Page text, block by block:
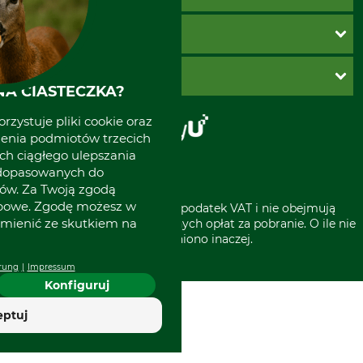
Twoje konto
Ustawienia plików cookie
Koszty dostawy
Zwroty
Reklamacje
Regulamin sklepu
Odstąpienie od zamówienia
METODY PŁATNOŚCI
PayU
Za pobraniem (z dopłatą)
O GRUBE
Kontakt
Grube w Europie
* Wszystkie ceny zawierają podatek VAT i nie obejmują
kosztów wysyłki lub ewentualnych opłat za pobranie. O ile nie
wyszczególniono inaczej.
CIASTECZKA?
pliki cookie oraz
podmiotów trzecich
ciągłego ulepszania
do
Za Twoją zgodą
Zgodę możesz w
ze skutkiem na
Impressum
Konfiguruj